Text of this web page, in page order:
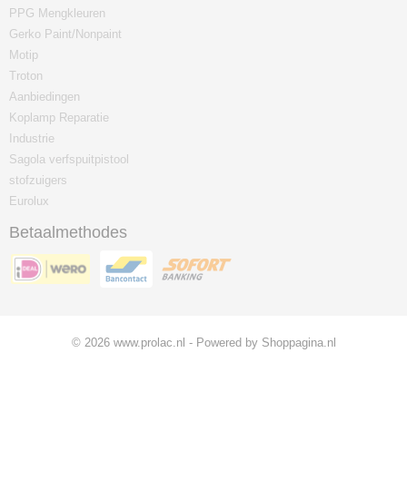
PPG Mengkleuren
Gerko Paint/Nonpaint
Motip
Troton
Aanbiedingen
Koplamp Reparatie
Industrie
Sagola verfspuitpistool
stofzuigers
Eurolux
Betaalmethodes
© 2026 www.prolac.nl - Powered by Shoppagina.nl